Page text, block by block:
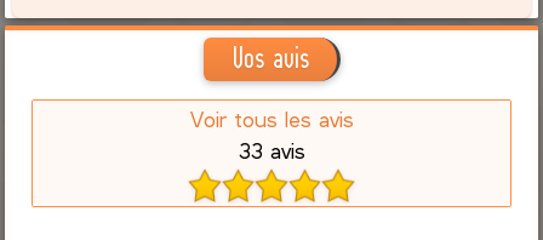
Vos avis
Voir tous les avis
33 avis